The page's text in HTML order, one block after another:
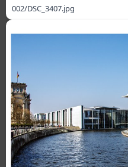
002/DSC_3407.jpg